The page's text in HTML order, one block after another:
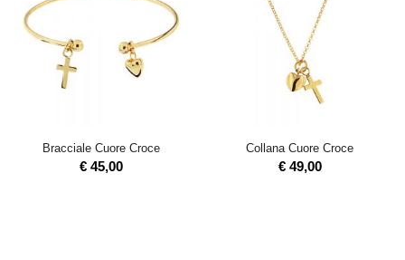
Bracciale Cuore Croce
€ 45,00
Collana Cuore Croce
€49,00